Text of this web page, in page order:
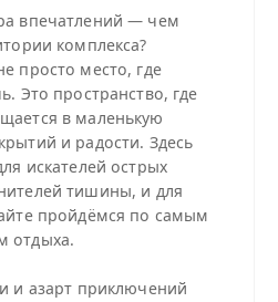
впечатлений — чем
комплекса?
просто место, где
Это пространство, где
в маленькую
и радости. Здесь
искателей острых
тишины, и для
пройдёмся по самым
отдыха.
и азарт приключений